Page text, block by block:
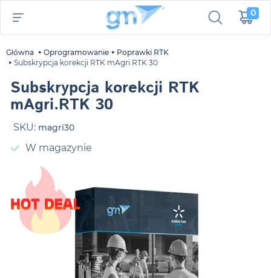
0
Główna Oprogramowanie
Poprawki RTK
Subskrypcja korekcji RTK mAgri.RTK 30
Subskrypcja korekcji RTK
mAgri.RTK 30
SKU: magri30
W magazynie